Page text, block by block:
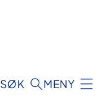
SØK MENY